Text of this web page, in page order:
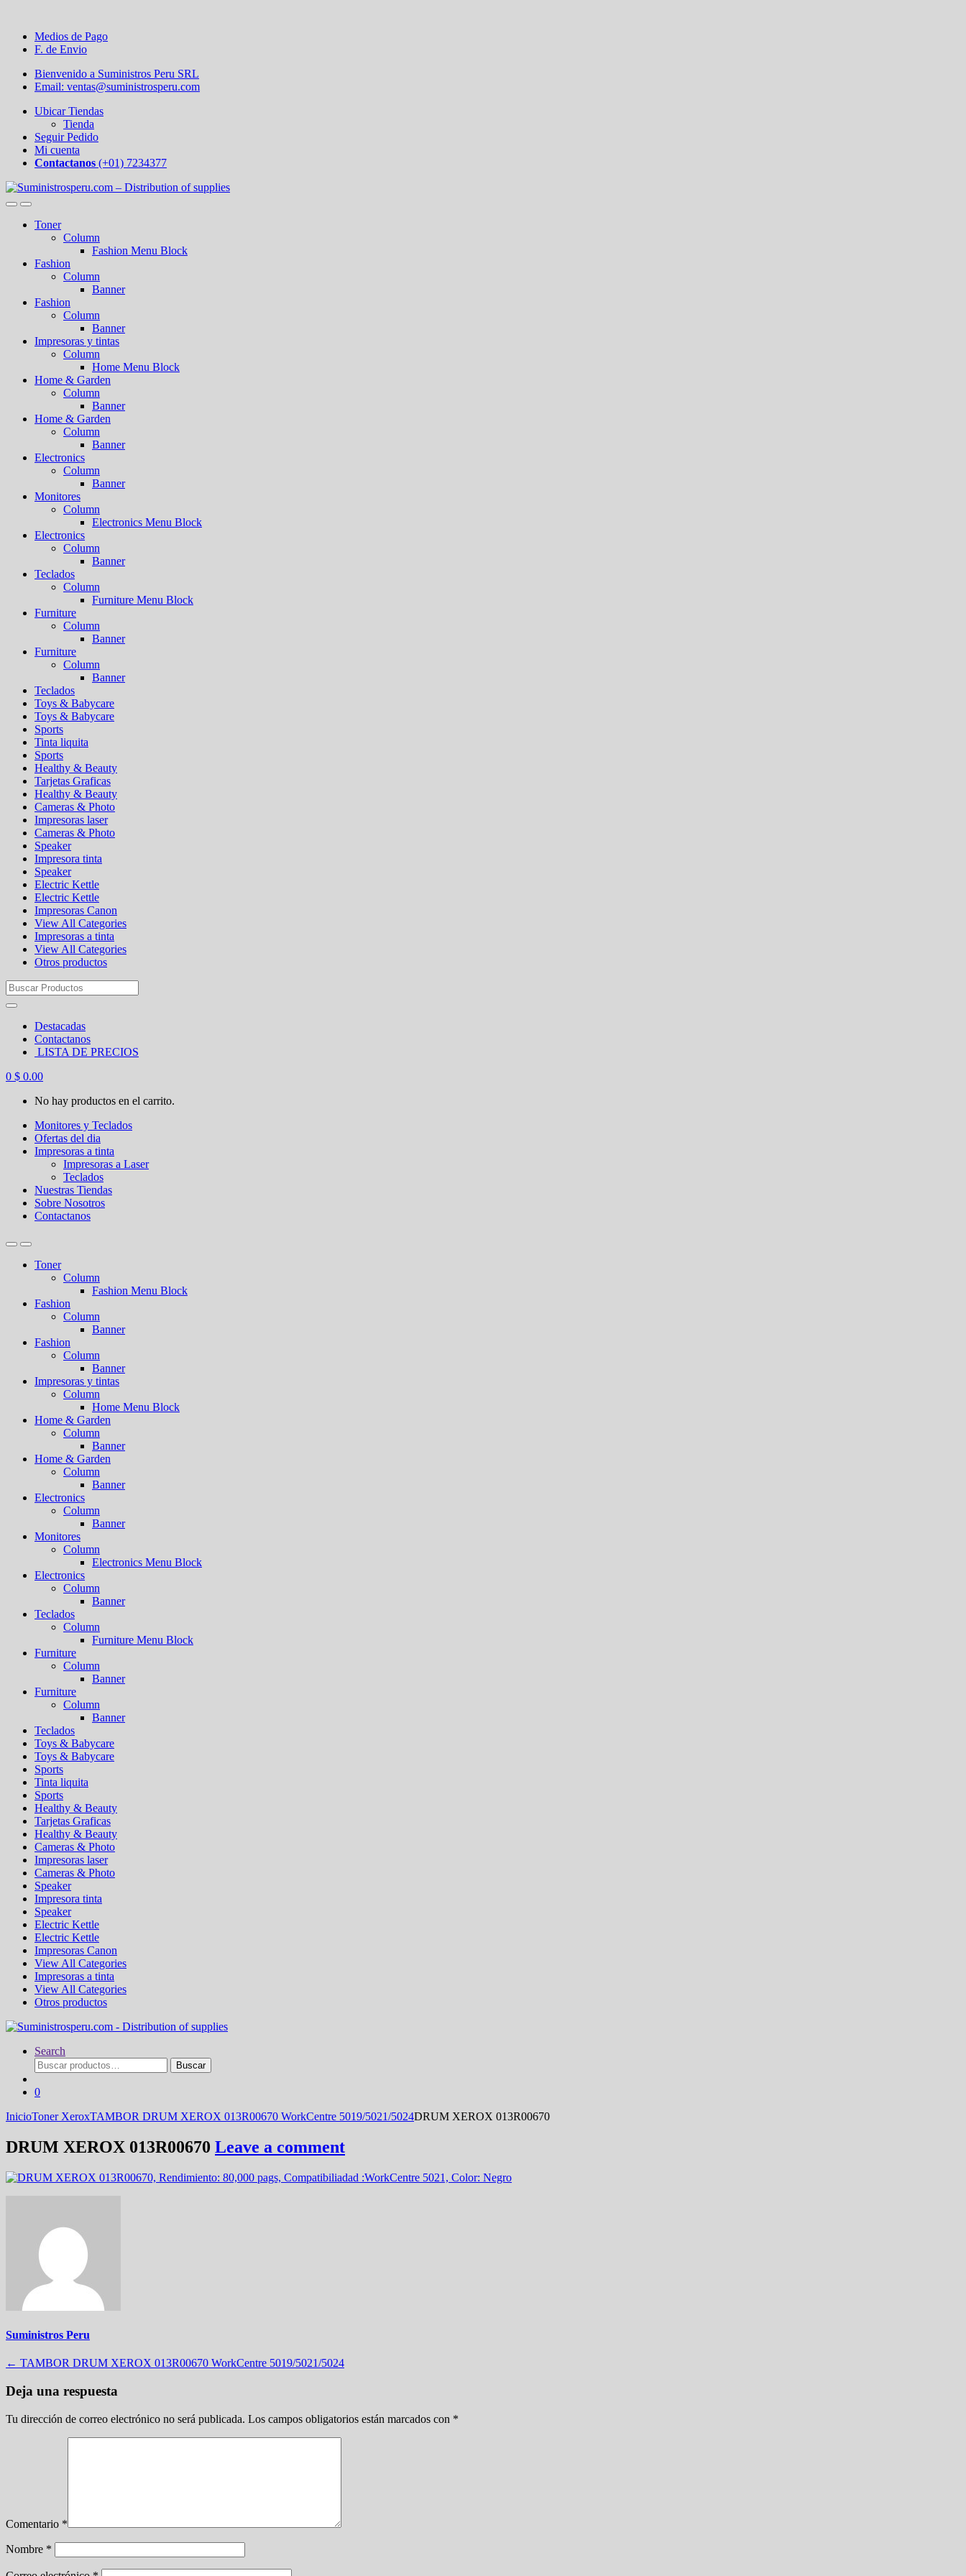
Medios de Pago
F. de Envio
Bienvenido a Suministros Peru SRL
Email: ventas@suministrosperu.com
Ubicar Tiendas
Tienda
Seguir Pedido
Mi cuenta
Contactanos (+01) 7234377
Toner
Column
Fashion Menu Block
Fashion
Column
Banner
Fashion
Column
Banner
Impresoras y tintas
Column
Home Menu Block
Home & Garden
Column
Banner
Home & Garden
Column
Banner
Electronics
Column
Banner
Monitores
Column
Electronics Menu Block
Electronics
Column
Banner
Teclados
Column
Furniture Menu Block
Furniture
Column
Banner
Furniture
Column
Banner
Teclados
Toys & Babycare
Toys & Babycare
Sports
Tinta liquita
Sports
Healthy & Beauty
Tarjetas Graficas
Healthy & Beauty
Cameras & Photo
Impresoras laser
Cameras & Photo
Speaker
Impresora tinta
Speaker
Electric Kettle
Electric Kettle
Impresoras Canon
View All Categories
Impresoras a tinta
View All Categories
Otros productos
Search
for:
Destacadas
Contactanos
LISTA DE PRECIOS
0 $ 0.00
No hay productos en el carrito.
Monitores y Teclados
Ofertas del dia
Impresoras a tinta
Impresoras a Laser
Teclados
Nuestras Tiendas
Sobre Nosotros
Contactanos
Toner
Column
Fashion Menu Block
Fashion
Column
Banner
Fashion
Column
Banner
Impresoras y tintas
Column
Home Menu Block
Home & Garden
Column
Banner
Home & Garden
Column
Banner
Electronics
Column
Banner
Monitores
Column
Electronics Menu Block
Electronics
Column
Banner
Teclados
Column
Furniture Menu Block
Furniture
Column
Banner
Furniture
Column
Banner
Teclados
Toys & Babycare
Toys & Babycare
Sports
Tinta liquita
Sports
Healthy & Beauty
Tarjetas Graficas
Healthy & Beauty
Cameras & Photo
Impresoras laser
Cameras & Photo
Speaker
Impresora tinta
Speaker
Electric Kettle
Electric Kettle
Impresoras Canon
View All Categories
Impresoras a tinta
View All Categories
Otros productos
Search
Buscar
por:
Buscar
0
InicioToner XeroxTAMBOR DRUM XEROX 013R00670 WorkCentre 5019/5021/5024DRUM XEROX 013R00670
DRUM XEROX 013R00670 Leave a comment
Suministros Peru
Navegación
de
entradas
← TAMBOR DRUM XEROX 013R00670 WorkCentre 5019/5021/5024
Deja una respuesta
Tu dirección de correo electrónico no será publicada. Los campos obligatorios están marcados con *
Comentario *
Nombre *